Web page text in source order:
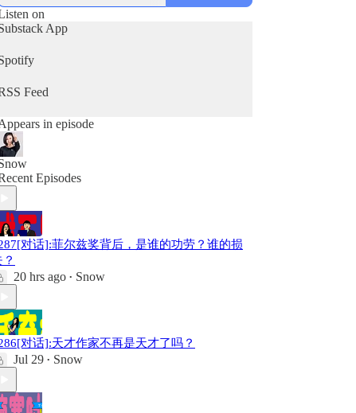
on
App
Feed
in episode
Episodes
对话]:菲尔兹奖背后，是谁的功劳？谁的损
20 hrs ago • Snow
对话]:天才作家不再是天才了吗？
Jul 29 • Snow